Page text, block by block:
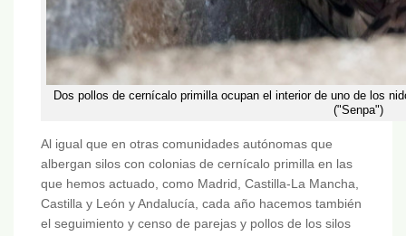
Dos pollos de cernícalo primilla ocupan el interior de uno de los
("Senpa")
Al igual que en otras comunidades autónomas que
albergan silos con colonias de cernícalo primilla en las
que hemos actuado, como Madrid, Castilla-La Mancha,
Castilla y León y Andalucía, cada año hacemos también
el seguimiento y censo de parejas y pollos de los silos